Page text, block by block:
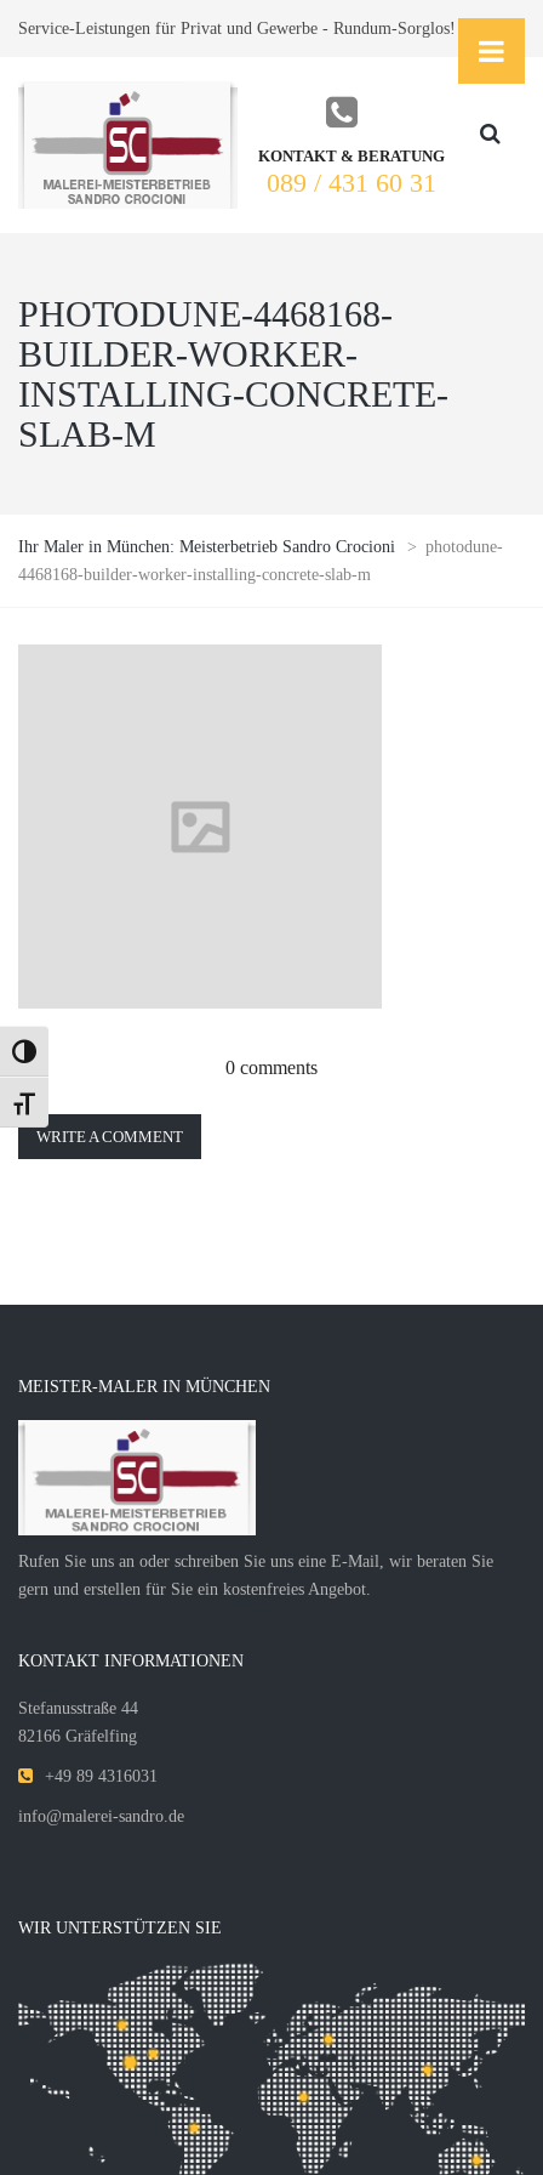
Umschalten auf hohe Kontraste
Schrift vergrößern
Service-Leistungen für Privat und Gewerbe - Rundum-Sorglos!
KONTAKT & BERATUNG
089 / 431 60 31
PHOTODUNE-4468168-
BUILDER-WORKER-
INSTALLING-CONCRETE-
SLAB-M
Ihr Maler in München: Meisterbetrieb Sandro Crocioni > photodune-
4468168-builder-worker-installing-concrete-slab-m
0 comments
WRITE A COMMENT
MEISTER-MALER IN MÜNCHEN
Rufen Sie uns an oder schreiben Sie uns eine E-Mail, wir beraten Sie
gern und erstellen für Sie ein kostenfreies Angebot.
KONTAKT INFORMATIONEN
Stefanusstraße 44
82166 Gräfelfing
+49 89 4316031
info@malerei-sandro.de
WIR UNTERSTÜTZEN SIE